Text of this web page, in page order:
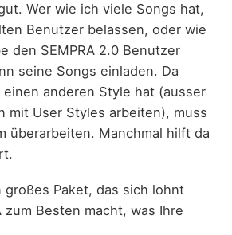
Wer wie ich viele Songs hat,
Benutzer belassen, oder wie
den SEMPRA 2.0 Benutzer
seine Songs einladen. Da
anderen Style hat (ausser
mit User Styles arbeiten), muss
überarbeiten. Manchmal hilft da
großes Paket, das sich lohnt
zum Besten macht, was Ihre